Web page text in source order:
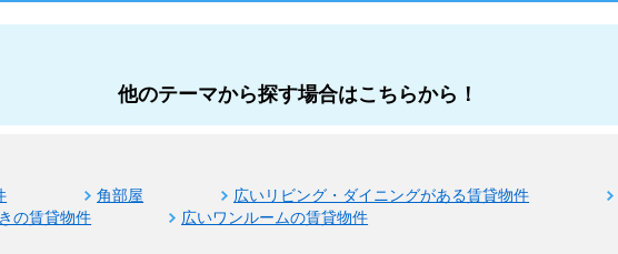
他のテーマから探す場合はこちらから！
角部屋 広いリビング・ダイニングがある賃貸物件
の賃貸物件
広いワンルームの賃貸物件